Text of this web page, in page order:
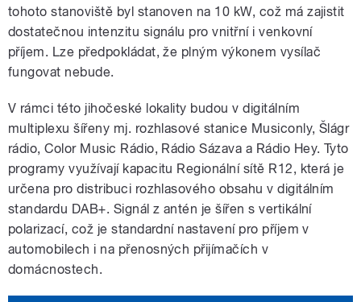
tohoto stanoviště byl stanoven na 10 kW, což má zajistit
dostatečnou intenzitu signálu pro vnitřní i venkovní
příjem. Lze předpokládat, že plným výkonem vysílač
fungovat nebude.
V rámci této jihočeské lokality budou v digitálním
multiplexu šířeny mj. rozhlasové stanice Musiconly, Šlágr
rádio, Color Music Rádio, Rádio Sázava a Rádio Hey. Tyto
programy využívají kapacitu Regionální sítě R12, která je
určena pro distribuci rozhlasového obsahu v digitálním
standardu DAB+. Signál z antén je šířen s vertikální
polarizací, což je standardní nastavení pro příjem v
automobilech i na přenosných přijímačích v
domácnostech.